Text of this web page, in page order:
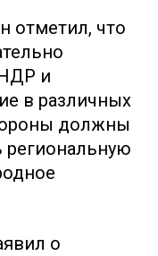
отметил, что
и
в различных
должны
о